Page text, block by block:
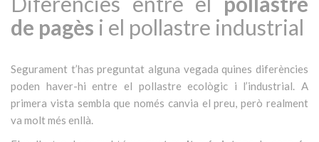
de pagès i el pollastre industrial
Segurament t’has preguntat alguna vegada quines diferències
poden haver-hi entre el pollastre ecològic i l’industrial. A
primera vista sembla que només canvia el preu, però realment
va molt més enllà.